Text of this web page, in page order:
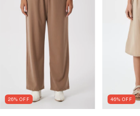
26% OFF 46% OFF